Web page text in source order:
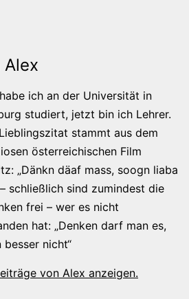
Alex
ich an der Universität in
studiert, jetzt bin ich Lehrer.
stammt aus dem
österreichischen Film
„Dänkn däaf mass, soogn liaba
– schließlich sind zumindest die
frei – wer es nicht
hat: „Denken darf man es,
besser nicht“
von Alex anzeigen.